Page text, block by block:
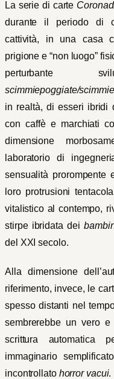
La serie di carte
durante il periodo di
cattività, in una casa
prigione e “non luogo”
perturbante
scimmiepoggiate/
in realtà, di esseri ibridi
con caffè e marchiati
dimensione
laboratorio di
sensualità
loro protrusioni
vitalistico al contempo,
stirpe ibridata dei
del XXI secolo.
Alla dimensione
riferimento, invece, le
spesso distanti nel
sembrerebbe un vero
scrittura automatica
immaginario
incontrollato horror vacui.